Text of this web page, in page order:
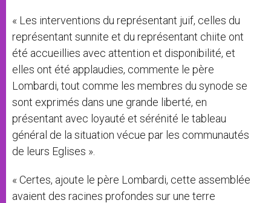
« Les interventions du représentant juif, celles du
représentant sunnite et du représentant chiite ont
été accueillies avec attention et disponibilité, et
elles ont été applaudies, commente le père
Lombardi, tout comme les membres du synode se
sont exprimés dans une grande liberté, en
présentant avec loyauté et sérénité le tableau
général de la situation vécue par les communautés
de leurs Eglises ».
« Certes, ajoute le père Lombardi, cette assemblée
avaient des racines profondes sur une terre